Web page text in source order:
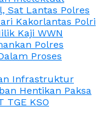
Sat Lantas Polres
Kakorlantas Polri
Kaji WWN
Polres
Proses
Infrastruktur
Hentikan Paksa
TGE KSO